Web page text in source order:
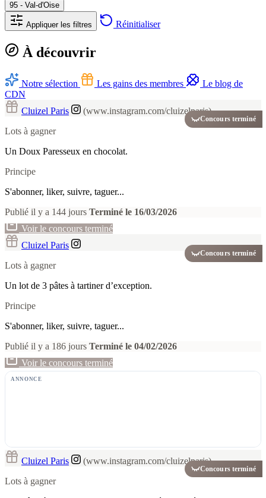
95 - Val-d'Oise
Appliquer les filtres Réinitialiser
À découvrir
Notre sélection Les gains des membres
Le blog de
CDN
Concours terminé
Cluizel Paris
(www.instagram.com/cluizelparis)
Lots à gagner
Un Doux Paresseux en chocolat.
Principe
S'abonner, liker, suivre, taguer...
Publié il y a 144 jours Terminé le 16/03/2026
Voir le concours terminé
Concours terminé
Cluizel Paris
Lots à gagner
Un lot de 3 pâtes à tartiner d’exception.
Principe
S'abonner, liker, suivre, taguer...
Publié il y a 186 jours Terminé le 04/02/2026
Voir le concours terminé
ANNONCE
Concours terminé
Cluizel Paris
(www.instagram.com/cluizelparis)
Lots à gagner